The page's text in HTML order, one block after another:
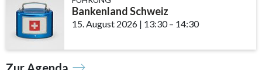
Bankenland Schweiz
15. August 2026 | 13:30accessibility.time_to
– 14:30